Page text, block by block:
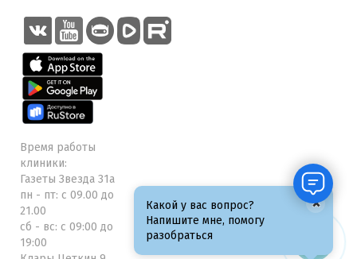
Время работы
клиники:
Газеты Звезда 31а
пн - пт: с 09.00 до
21.00
сб - вс: с 09:00 до
19:00
Какой у вас вопрос?
Напишите мне, помогу
разобраться
×